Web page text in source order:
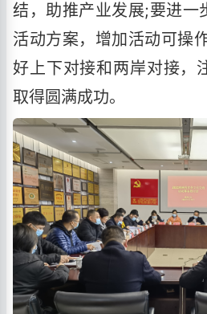
结，助推产业发展;要进一
活动方案，增加活动可操
好上下对接和两岸对接，
取得圆满成功。